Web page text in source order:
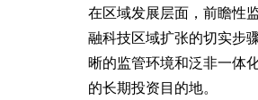
在区域发展层面，前瞻性
融科技区域扩张的切实步
晰的监管环境和泛非一体
的长期投资目的地。